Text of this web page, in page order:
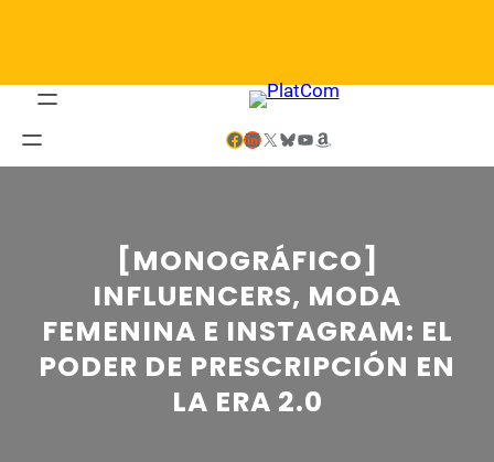
Facebook LinkedIn X Bluesky YouTube Amazon
[MONOGRÁFICO]
INFLUENCERS, MODA
FEMENINA E INSTAGRAM: EL
PODER DE PRESCRIPCIÓN EN
LA ERA 2.0